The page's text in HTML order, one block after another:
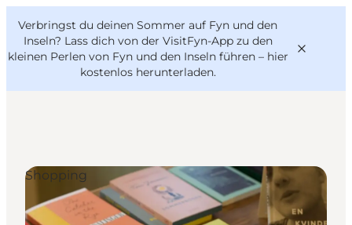
Verbringst du deinen Sommer auf Fyn und den
Inseln? Lass dich von der VisitFyn-App zu den
kleinen Perlen von Fyn und den Inseln führen – hier
kostenlos herunterladen.
Reise Ideen
Outdoor & bike
Essen & trinken
VisitFyn
Deutsch
Shopping